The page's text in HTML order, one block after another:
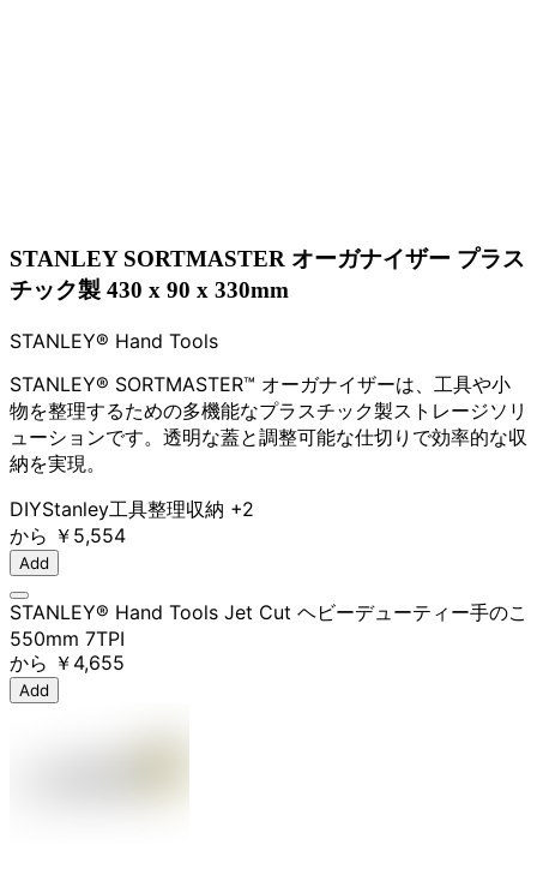
STANLEY SORTMASTER オーガナイザー プラス
チック製 430 x 90 x 330mm
STANLEY® Hand Tools
STANLEY® SORTMASTER™ オーガナイザーは、工具や小
物を整理するための多機能なプラスチック製ストレージソリ
ューションです。透明な蓋と調整可能な仕切りで効率的な収
納を実現。
DIYStanley工具整理収納 +2
から ￥5,554
Add
STANLEY® Hand Tools Jet Cut ヘビーデューティー手のこ
550mm 7TPI
から ￥4,655
Add